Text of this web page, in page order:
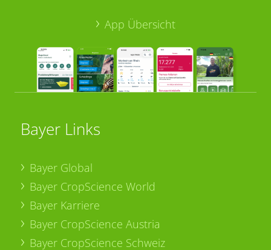
App Übersicht
Bayer Links
Bayer Global
Bayer CropScience World
Bayer Karriere
Bayer CropScience Austria
Bayer CropScience Schweiz